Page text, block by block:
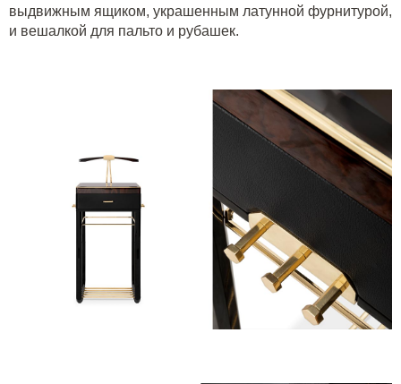
выдвижным ящиком, украшенным латунной фурнитурой,
и вешалкой для пальто и рубашек.